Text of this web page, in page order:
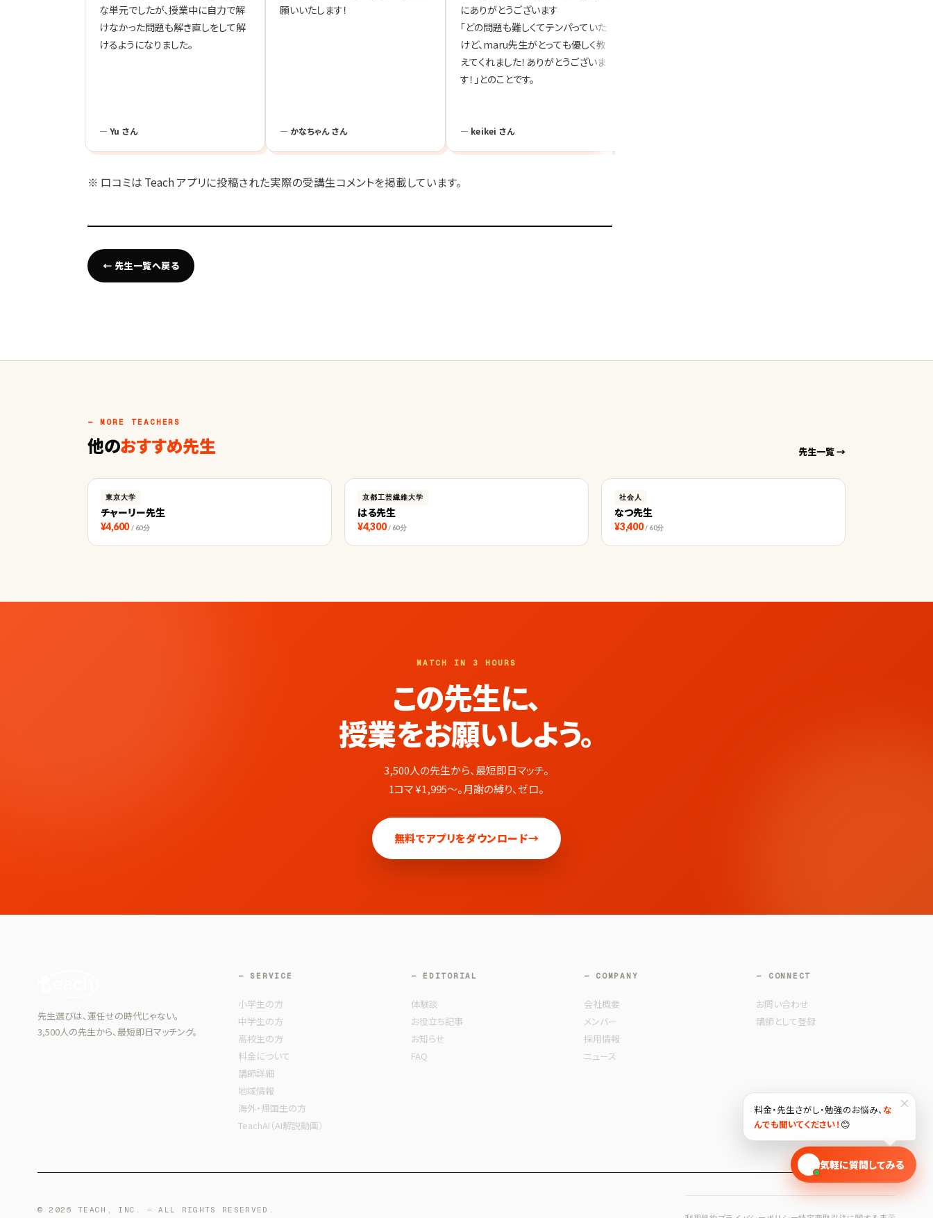
な単元でしたが、授業中に自力で解
けなかった問題も解き直しをして解
けるようになりました。
— Yu さん
願いいたします！
— かなちゃん さん
にありがとうございます
「どの問題も難しくてテンパっていた
けど、maru先生がとっても優しく教
えてくれました！ありがとうございま
す！」とのことです。
— keikei さん
※ 口コミは Teach アプリに投稿された実際の受講生コメントを掲載しています。
← 先生一覧へ戻る
— MORE TEACHERS
他のおすすめ先生 先生一覧 →
東京大学
チャーリー先生
¥4,600 / 60分
京都工芸繊維大学
はる先生
¥4,300 / 60分
社会人
なつ先生
¥3,400 / 60分
MATCH IN 3 HOURS
この先生に、
授業をお願いしよう。
3,500人の先生から、最短即日マッチ。
1コマ ¥1,995〜。月謝の縛り、ゼロ。
無料でアプリをダウンロード→
先生選びは、運任せの時代じゃない。
3,500人の先生から、最短即日マッチング。
— SERVICE
小学生の方
中学生の方
高校生の方
料金について
講師詳細
地域情報
海外・帰国生の方
TeachAI（AI解説動画）
— EDITORIAL
体験談
お役立ち記事
お知らせ
FAQ
— COMPANY
会社概要
メンバー
採用情報
ニュース
— CONNECT
お問い合わせ
講師として登録
© 2026 TEACH, INC. — ALL RIGHTS RESERVED.
×
料金・先生さがし・勉強のお悩み、 な
んでも聞いてください！ 😊
🎓 気軽に質問してみる